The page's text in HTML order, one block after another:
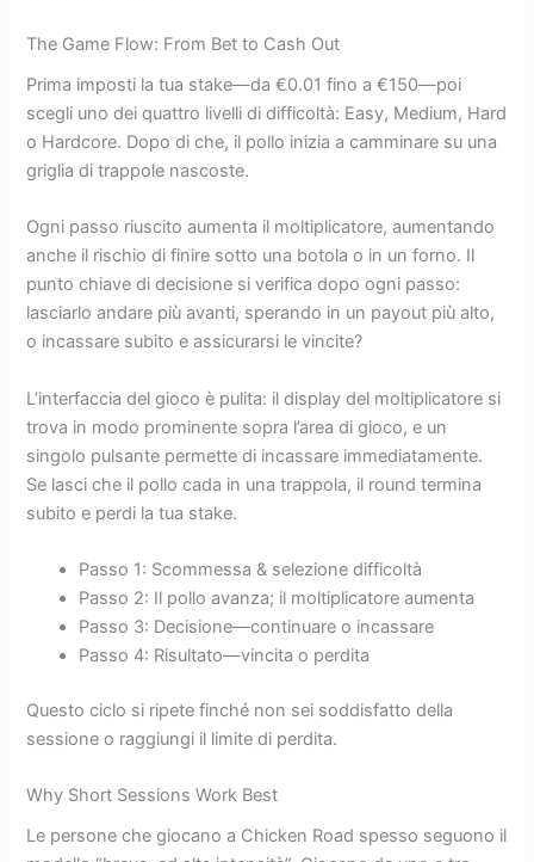
The Game Flow: From Bet to Cash Out
Prima imposti la tua stake—da €0.01 fino a €150—poi
scegli uno dei quattro livelli di difficoltà: Easy, Medium, Hard
o Hardcore. Dopo di che, il pollo inizia a camminare su una
griglia di trappole nascoste.
Ogni passo riuscito aumenta il moltiplicatore, aumentando
anche il rischio di finire sotto una botola o in un forno. Il
punto chiave di decisione si verifica dopo ogni passo:
lasciarlo andare più avanti, sperando in un payout più alto,
o incassare subito e assicurarsi le vincite?
L’interfaccia del gioco è pulita: il display del moltiplicatore si
trova in modo prominente sopra l’area di gioco, e un
singolo pulsante permette di incassare immediatamente.
Se lasci che il pollo cada in una trappola, il round termina
subito e perdi la tua stake.
Passo 1: Scommessa & selezione difficoltà
Passo 2: Il pollo avanza; il moltiplicatore aumenta
Passo 3: Decisione—continuare o incassare
Passo 4: Risultato—vincita o perdita
Questo ciclo si ripete finché non sei soddisfatto della
sessione o raggiungi il limite di perdita.
Why Short Sessions Work Best
Le persone che giocano a Chicken Road spesso seguono il